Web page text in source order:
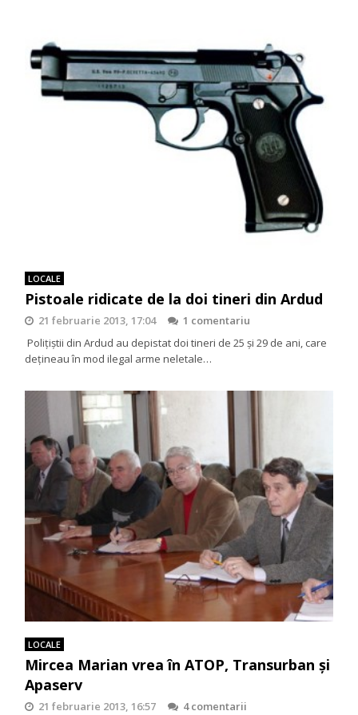
LOCALE
Pistoale ridicate de la doi tineri din Ardud
21 februarie 2013, 17:04
1 comentariu
Poliţiştii din Ardud au depistat doi tineri de 25 şi 29 de ani, care
deţineau în mod ilegal arme neletale…
LOCALE
Mircea Marian vrea în ATOP, Transurban și
Apaserv
21 februarie 2013, 16:57
4 comentarii